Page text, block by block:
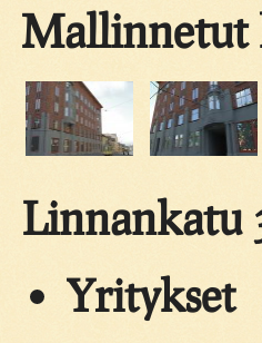
Mallinnetut
Linnankatu
Yritykset